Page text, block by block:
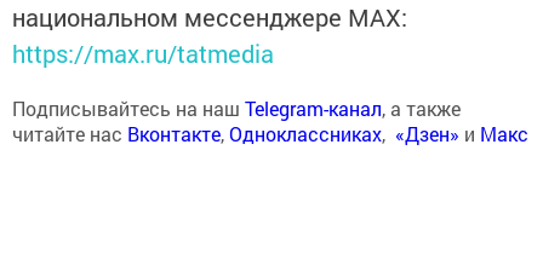
национальном мессенджере MАХ:
https://max.ru/tatmedia
Подписывайтесь на наш Telegram-канал, а также
читайте нас Вконтакте,Одноклассниках, «Дзен» и Макс